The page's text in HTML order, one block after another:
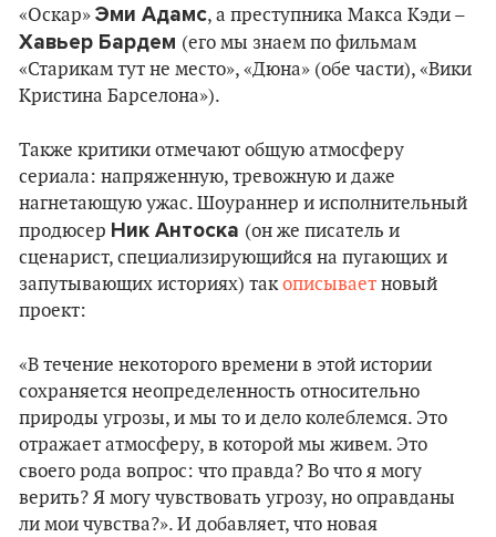
«Оскар» Эми Адамс, а преступника Макса Кэди –
Хавьер Бардем (его мы знаем по фильмам
«Старикам тут не место», «Дюна» (обе части), «Вики
Кристина Барселона»).
Также критики отмечают общую атмосферу
сериала: напряженную, тревожную и даже
нагнетающую ужас. Шоураннер и исполнительный
продюсер Ник Антоска (он же писатель и
сценарист, специализирующийся на пугающих и
запутывающих историях) такописывает новый
проект:
«В течение некоторого времени в этой истории
сохраняется неопределенность относительно
природы угрозы, и мы то и дело колеблемся. Это
отражает атмосферу, в которой мы живем. Это
своего рода вопрос: что правда? Во что я могу
верить? Я могу чувствовать угрозу, но оправданы
ли мои чувства?». И добавляет, что новая